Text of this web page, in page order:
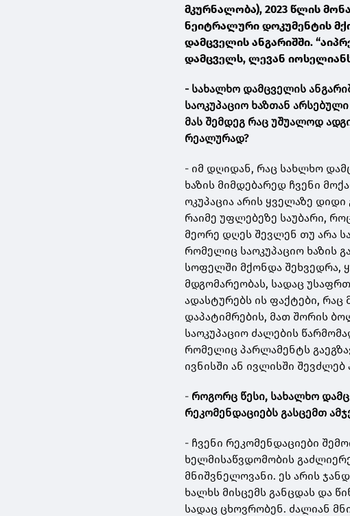
მკურნალობა), 2023 წლის
ნეიტრალური დოკუმენტის
დამცველის ანგარიშში.
დამცველს, ლევან
- სახალხო დამცველის
საოკუპაციო ხაზთან
მას შემდეგ რაც უშუალოდ
რეალურად?
- იმ დღიდან, რაც სახლხო
ხაზის მიმდებარედ ჩვენი
ოკუპაცია არის ყველაზე
რაიმე უფლებეზე საუბარი,
მეორე დღეს შევლენ თუ არა
რომელიც საოკუპაციო ხაზის
სოფელში მქონდა შეხვედრა,
მდგომარეობას, სადაც
ადასტურებს ის ფაქტები, რაც
დაპატიმრების, მათ შორის
საოკუპაციო ძალების
რომელიც პარლამენტს
ივნისში ან ივლისში
- როგორც წესი, სახალხო
რეკომენდაციებს გასცემთ
- ჩვენი რეკომენდაციები
ხელმისაწვდომობის
მნიშვნელოვანი. ეს არის
ხალხს მისცემს განცდას და
სადაც ცხოვრობენ. ძალიან